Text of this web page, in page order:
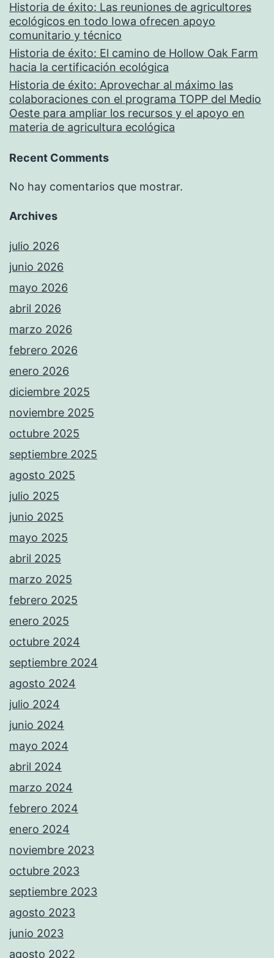
Historia de éxito: Las reuniones de agricultores
ecológicos en todo Iowa ofrecen apoyo
comunitario y técnico
Historia de éxito: El camino de Hollow Oak Farm
hacia la certificación ecológica
Historia de éxito: Aprovechar al máximo las
colaboraciones con el programa TOPP del Medio
Oeste para ampliar los recursos y el apoyo en
materia de agricultura ecológica
Recent Comments
No hay comentarios que mostrar.
Archives
julio 2026
junio 2026
mayo 2026
abril 2026
marzo 2026
febrero 2026
enero 2026
diciembre 2025
noviembre 2025
octubre 2025
septiembre 2025
agosto 2025
julio 2025
junio 2025
mayo 2025
abril 2025
marzo 2025
febrero 2025
enero 2025
octubre 2024
septiembre 2024
agosto 2024
julio 2024
junio 2024
mayo 2024
abril 2024
marzo 2024
febrero 2024
enero 2024
noviembre 2023
octubre 2023
septiembre 2023
agosto 2023
junio 2023
agosto 2022